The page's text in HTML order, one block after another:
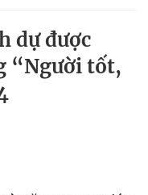
dự được
“Người tốt,